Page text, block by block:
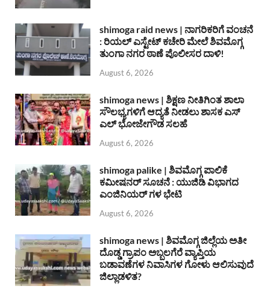
shimoga raid news | ನಾಗರಿಕರಿಗೆ ವಂಚನೆ
: ರಿಯಲ್ ಎಸ್ಟೇಟ್ ಕಚೇರಿ ಮೇಲೆ ಶಿವಮೊಗ್ಗ
ತುಂಗಾ ನಗರ ಠಾಣೆ ಪೊಲೀಸರ ದಾಳಿ!
August 6, 2026
shimoga news | ಶಿಕ್ಷಣ ನೀತಿಗಿಂತ ಶಾಲಾ
ಸೌಲಭ್ಯಗಳಿಗೆ ಆದ್ಯತೆ ನೀಡಲು ಶಾಸಕ ಎಸ್
ಎಲ್ ಭೋಜೇಗೌಡ ಸಲಹೆ
August 6, 2026
shimoga palike | ಶಿವಮೊಗ್ಗ ಪಾಲಿಕೆ
ಕಮೀಷನರ್ ಸೂಚನೆ : ಯುಜಿಡಿ ವಿಭಾಗದ
ಎಂಜಿನಿಯರ್ ಗಳ ಭೇಟಿ
August 6, 2026
shimoga news | ಶಿವಮೊಗ್ಗ ಜಿಲ್ಲೆಯ ಅತೀ
ದೊಡ್ಡ ಗ್ರಾಪಂ ಅಬ್ಬಲಗೆರೆ ವ್ಯಾಪ್ತಿಯ
ಬಡಾವಣೆಗಳ ನಿವಾಸಿಗಳ ಗೋಳು ಆಲಿಸುವುದೆ
ಜಿಲ್ಲಾಡಳಿತ?